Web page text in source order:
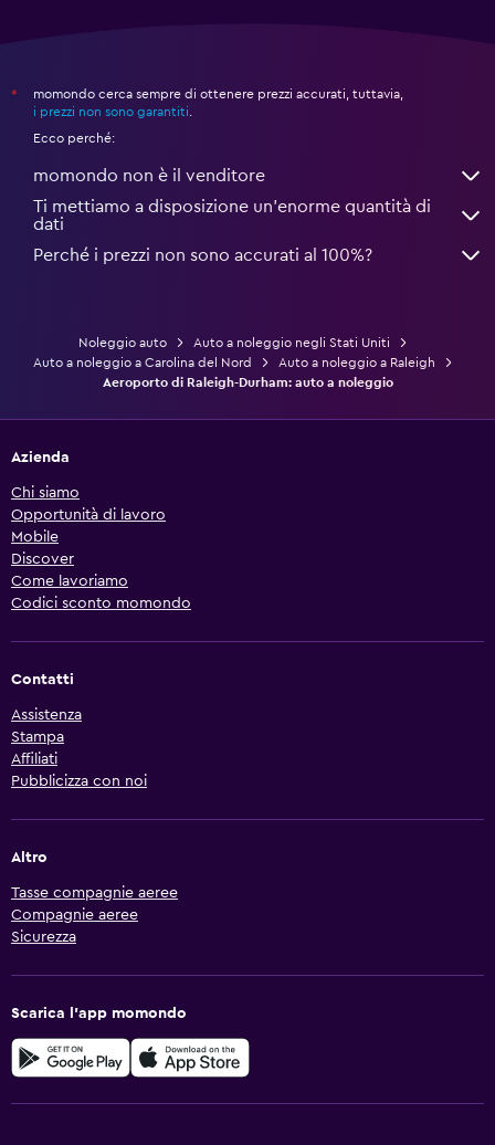
*
momondo cerca sempre di ottenere prezzi accurati, tuttavia,
i prezzi non sono garantiti.
Ecco perché:
momondo non è il venditore
Ti mettiamo a disposizione un’enorme quantità di
dati
Perché i prezzi non sono accurati al 100%?
Noleggio auto
Auto a noleggio negli Stati Uniti
Auto a noleggio a Carolina del Nord
Auto a noleggio a Raleigh
Aeroporto di Raleigh-Durham: auto a noleggio
Azienda
Chi siamo
Opportunità di lavoro
Mobile
Discover
Come lavoriamo
Codici sconto momondo
Contatti
Assistenza
Stampa
Affiliati
Pubblicizza con noi
Altro
Tasse compagnie aeree
Compagnie aeree
Sicurezza
Scarica l'app momondo